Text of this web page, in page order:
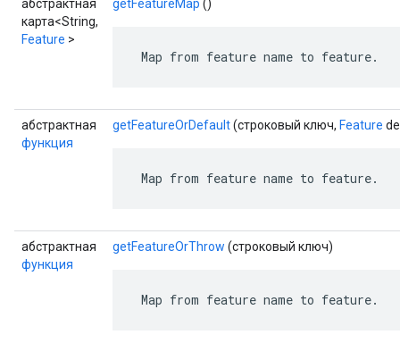
абстрактная
карта<String,
Feature >
getFeatureMap ()
Map from feature name to feature.
абстрактная
функция
getFeatureOrDefault(строковый ключ, Feature
Map from feature name to feature.
абстрактная
функция
getFeatureOrThrow (строковый ключ)
Map from feature name to feature.